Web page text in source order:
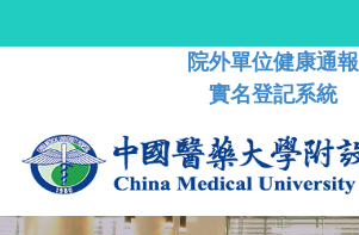
院外單位健康通報
實名登記系統